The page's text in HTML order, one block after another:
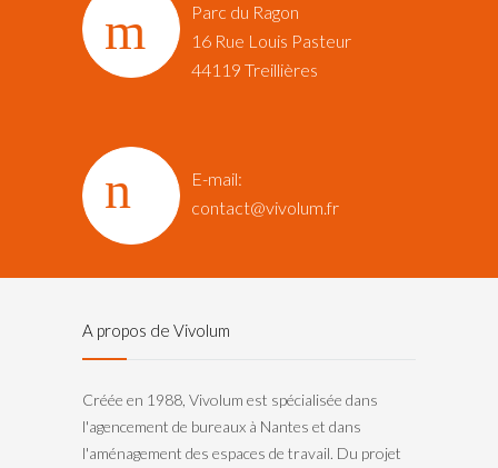
Parc du Ragon
16 Rue Louis Pasteur‎
44119 Treillières
E-mail:
contact@vivolum.fr
A propos de Vivolum
Créée en 1988, Vivolum est spécialisée dans
l'agencement de bureaux à Nantes et dans
l'aménagement des espaces de travail. Du projet